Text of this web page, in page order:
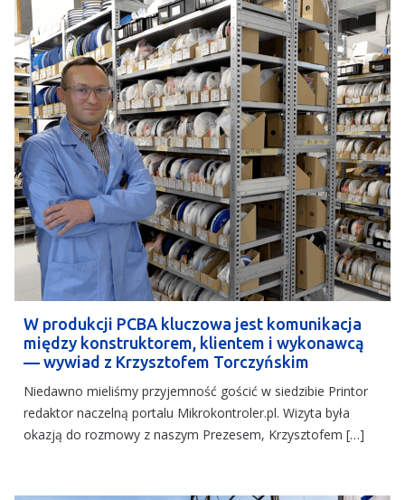
W produkcji PCBA kluczowa jest komunikacja
między konstruktorem, klientem i wykonawcą
— wywiad z Krzysztofem Torczyńskim
Niedawno mieliśmy przyjemność gościć w siedzibie Printor
redaktor naczelną portalu Mikrokontroler.pl. Wizyta była
okazją do rozmowy z naszym Prezesem, Krzysztofem […]